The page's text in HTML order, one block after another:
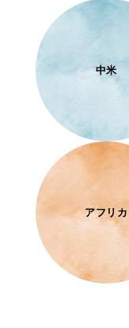
中米
アフリカ